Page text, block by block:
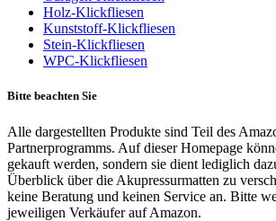
Holz-Klickfliesen
Kunststoff-Klickfliesen
Stein-Klickfliesen
WPC-Klickfliesen
Bitte beachten Sie
Alle dargestellten Produkte sind Teil des
Partnerprogramms. Auf dieser Homepage
gekauft werden, sondern sie dient lediglich
Überblick über die Akupressurmatten zu
keine Beratung und keinen Service an. Bitte
jeweiligen Verkäufer auf Amazon.